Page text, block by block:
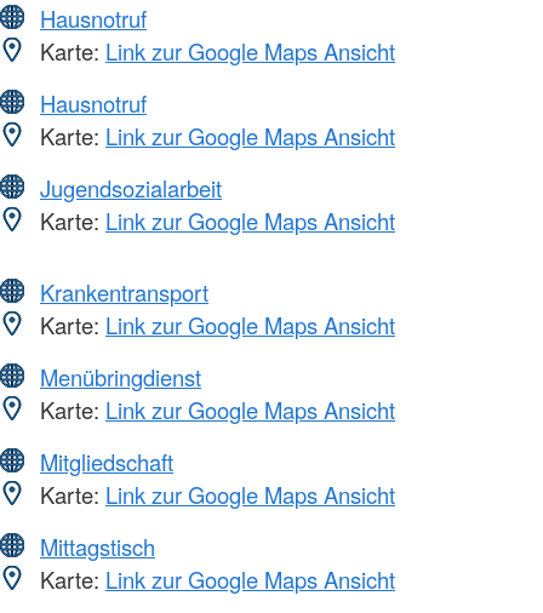
Hausnotruf
Karte: Link zur Google Maps Ansicht
Hausnotruf
Karte: Link zur Google Maps Ansicht
Jugendsozialarbeit
Karte: Link zur Google Maps Ansicht
Krankentransport
Karte: Link zur Google Maps Ansicht
Menübringdienst
Karte: Link zur Google Maps Ansicht
Mitgliedschaft
Karte: Link zur Google Maps Ansicht
Mittagstisch
Karte: Link zur Google Maps Ansicht